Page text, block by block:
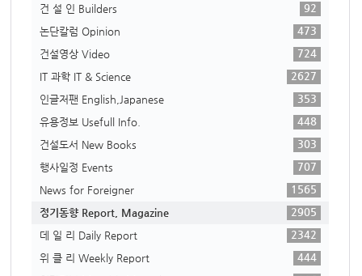
건 설 인 Builders
92
논단칼럼 Opinion
473
건설영상 Video
724
IT 과학 IT & Science
2627
인글저팬 English,Japanese
353
유용정보 Usefull Info.
448
건설도서 New Books
303
행사일정 Events
707
News for Foreigner
1565
정기동향 Report, Magazine
2905
데 일 리 Daily Report
2342
위 클 리 Weekly Report
444